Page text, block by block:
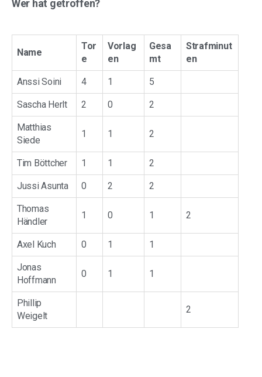
Wer hat getroffen?
Name
Tor
e
Vorlag
en
Gesa
mt
Strafminut
en
Anssi Soini 4 1 5
Sascha Herlt 2 0 2
Matthias
Siede
1 1 2
Tim Böttcher 1 1 2
Jussi Asunta 0 2 2
Thomas
Händler
1 0 1 2
Axel Kuch 0 1 1
Jonas
Hoffmann
0 1 1
Phillip
Weigelt
2